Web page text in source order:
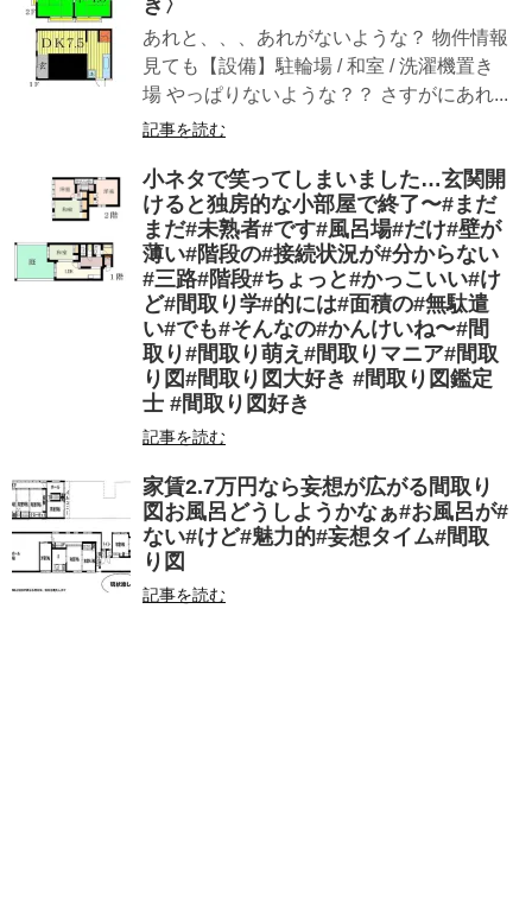
き〉
あれと、、、あれがないような？ 物件情報
見ても【設備】駐輪場 / 和室 / 洗濯機置き
場 やっぱりないような？？ さすがにあれ...
記事を読む
小ネタで笑ってしまいました…玄関開
けると独房的な小部屋で終了〜#まだ
まだ#未熟者#です#風呂場#だけ#壁が
薄い#階段の#接続状況が#分からない
#三路#階段#ちょっと#かっこいい#け
ど#間取り学#的には#面積の#無駄遣
い#でも#そんなの#かんけいね〜#間
取り#間取り萌え#間取りマニア#間取
り図#間取り図大好き #間取り図鑑定
士 #間取り図好き
記事を読む
家賃2.7万円なら妄想が広がる間取り
図お風呂どうしようかなぁ#お風呂が#
ない#けど#魅力的#妄想タイム#間取
り図
記事を読む